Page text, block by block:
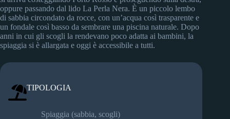
oppure passando dal lido La Perla Nera. È un piccolo lembo
di sabbia circondato da rocce, con un’acqua così trasparente e
un fondale così basso da sembrare una piscina naturale. Dopo
anni in cui gli scogli la rendevano poco adatta ai bambini, la
spiaggia si è allargata e oggi è accessibile a tutti.
TIPOLOGIA
Spiaggia (sabbia, scogli)